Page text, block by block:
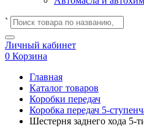
`
Личный кабинет
0 Корзина
Главная
Каталог товаров
Коробки передач
Коробка передач 5-
Шестерня заднего хода